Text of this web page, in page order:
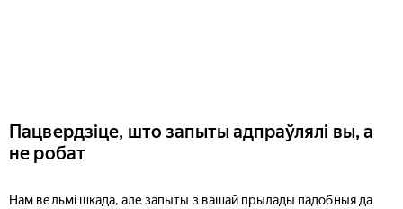
Пацвердзіце, што запыты адпраўлялі вы, а
не робат
Нам вельмі шкада, але запыты з вашай прылады падобныя да